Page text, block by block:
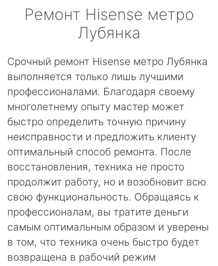
Ремонт Hisense метро
Лубянка
Срочный ремонт Hisense метро Лубянка
выполняется только лишь лучшими
профессионалами. Благодаря своему
многолетнему опыту мастер может
быстро определить точную причину
неисправности и предложить клиенту
оптимальный способ ремонта. После
восстановления, техника не просто
продолжит работу, но и возобновит всю
свою функциональность. Обращаясь к
профессионалам, вы тратите деньги
самым оптимальным образом и уверены
в том, что техника очень быстро будет
возвращена в рабочий режим